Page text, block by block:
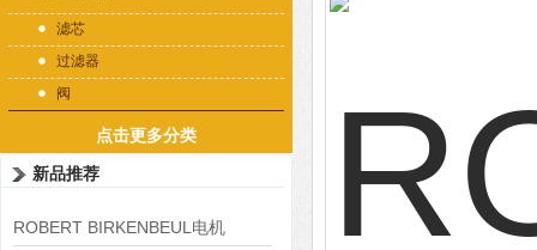
滤芯
过滤器
阀
点击更多分类
新品推荐
ROBERT BIRKENBEUL电机